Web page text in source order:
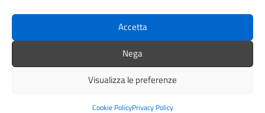
Accetta
Nega
Visualizza le preferenze
Cookie PolicyPrivacy Policy
Note legali
Cookie Policy (UE)
Obiettivi di accessibilità
Credits